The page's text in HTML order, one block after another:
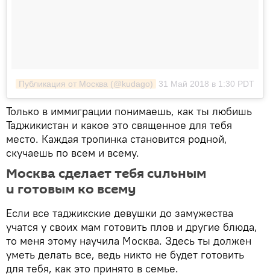
Публикация от Москва (@kudago) 31 Май 2018 в 1:30 PDT
Только в иммиграции понимаешь, как ты любишь
Таджикистан и какое это священное для тебя
место. Каждая тропинка становится родной,
скучаешь по всем и всему.
Москва сделает тебя сильным
и готовым ко всему
Если все таджикские девушки до замужества
учатся у своих мам готовить плов и другие блюда,
то меня этому научила Москва. Здесь ты должен
уметь делать все, ведь никто не будет готовить
для тебя, как это принято в семье.